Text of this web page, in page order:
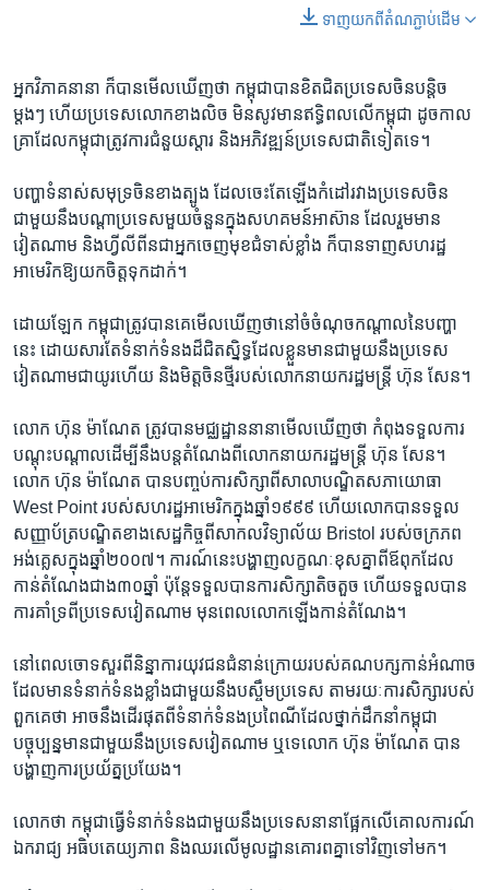
ទាញ​យក​ពី​តំណភ្ជាប់​ដើម
អ្នក​វិភាគ​នានា ​ក៏​បាន​មើល​ឃើញ​ថា​ កម្ពុជា​បាន​ខិតជិត​ប្រទេស​ចិន​បន្តិច​
ម្តងៗ​ ហើយ​ប្រទេស​លោក​ខាង​លិច ​មិន​សូវ​មាន​ឥទ្ធិពល​លើ​កម្ពុជា ដូច​កាល​
គ្រា​ដែល​កម្ពុជា​ត្រូវ​ការ​ជំនួយ​ស្តារ​ និង​អភិវឌ្ឍន៍​ប្រទេស​ជាតិ​ទៀត​ទេ។
បញ្ហា​ទំនាស់​សមុទ្រ​ចិន​ខាង​ត្បូង​ ដែល​ចេះ​តែ​ឡើង​កំដៅ​រវាង​ប្រទេស​ចិន​
ជាមួយ​នឹង​បណ្តា​ប្រទេសមួយ​ចំនួន​ក្នុង​សហគមន៍​អាស៊ាន​ ដែល​រួមមាន​
វៀតណាម ​និង​ហ្វីលីពីន​ជាអ្នក​ចេញ​មុខ​ជំទាស់​ខ្លាំង ក៏បាន​ទាញ​សហរដ្ឋ​
អាមេរិក​ឱ្យ​យក​ចិត្ត​ទុកដាក់។​
ដោយ​ឡែក​ កម្ពុជា​ត្រូវ​បាន​គេ​មើល​ឃើញ​ថា​នៅ​ចំ​ចំណុច​កណ្តាល​នៃ​បញ្ហា​
នេះ​ ដោយ​សារ​តែ​ទំនាក់​ទំនង​ដ៏​ជិតស្និទ្ធ​ដែល​ខ្លួន​មាន​ជាមួយ​នឹង​ប្រទេស​
វៀតណាម​ជាយូរ​ហើយ​ និង​មិត្ត​ចិន​ថ្មី​របស់​លោក​នាយករដ្ឋ​មន្រ្តី ​ហ៊ុន សែន។ ​
លោក​ ហ៊ុន ម៉ាណែត​ ត្រូវ​បាន​មជ្ឈដ្ឋាន​នានា​មើល​ឃើញ​ថា​ កំពុង​ទទួល​ការ​
បណ្តុះ​បណ្តាល​ដើម្បី​នឹង​បន្ត​តំណែង​ពី​លោក​នាយក​រដ្ឋមន្ត្រី​ ហ៊ុន សែន។
លោក​ ហ៊ុន ម៉ាណែត​ បាន​បញ្ចប់​ការ​សិក្សា​ពី​សាលា​បណ្ឌិត​សភា​យោធា​
West Point ​របស់​សហរដ្ឋ​អាមេរិក​ក្នុងឆ្នាំ​១៩៩៩ ​ហើយ​លោក​បាន​ទទួល​
សញ្ញាប័ត្រ​បណ្ឌិត​ខាង​សេដ្ឋកិច្ច​ពី​សាកលវិទ្យាល័យ​ Bristol របស់​ចក្រភព​
អង់គ្លេស​ក្នុង​ឆ្នាំ​២០០៧។ ការណ៍​នេះ​បង្ហាញ​លក្ខណៈ​ខុស​គ្នា​ពី​ឪពុក​ដែល​
កាន់​តំណែង​ជាង​៣០ឆ្នាំ​ ប៉ុន្តែ​ទទួល​បាន​ការ​សិក្សា​តិចតួច ​ហើយ​ទទួលបាន​
ការ​គាំទ្រ​ពី​ប្រទេ​ស​វៀតណាម​ មុន​ពេល​លោក​ឡើង​កាន់​តំណែង។
នៅ​ពេល​ចោទ​សួរ​ពី​និន្នាការ​យុវជន​ជំនាន់​ក្រោយរបស់​គណបក្ស​កាន់​អំណាច​
ដែល​មាន​ទំនាក់​ទំនង​ខ្លាំង​ជាមួយ​នឹង​បស្ចឹម​ប្រទេស​ តាមរយៈ​ការ​សិក្សា​របស់​
ពួកគេ​ថា អាច​នឹង​ដើរ​ផុត​ពី​ទំនាក់​ទំនង​ប្រពៃណី​ដែល​ថ្នាក់​ដឹកនាំ​កម្ពុជា​
បច្ចុប្បន្ន​មាន​ជាមួយ​នឹង​ប្រទេស​វៀតណាម​ ឬទេ​លោក ​ហ៊ុន ម៉ាណែត​ បាន​
បង្ហាញ​ការ​ប្រយ័ត្ន​ប្រយែង។
លោក​ថា​ កម្ពុជា​ធ្វើ​ទំនាក់​ទំនង​ជាមួយ​នឹង​ប្រទេស​នានា​ផ្អែក​លើ​គោលការណ៍​
ឯករាជ្យ​ អធិបតេយ្យ​ភាព​ និង​ឈរ​លើ​មូលដ្ឋាន​គោរព​គ្នា​ទៅវិញ​ទៅមក។